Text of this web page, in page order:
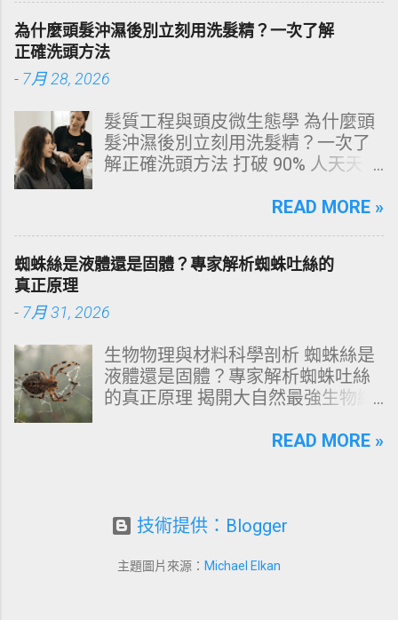
源性染色成因，並提供精準有效的
改善與美白對策。 📋 文章快速導覽
目錄 一、 牙齒顏色的生物學本質：
琺瑯質與象牙質 二、 牙齒變黃的10
源性變色的自我檢視 四、 5大專業
牙醫美白療程評估與比較 五、 避坑
指南：破除3大網路美白偏方迷思
理策略 一、 牙齒顏色的生物學本
何泛黃，首先必須釐清牙齒的硬組
織構造。牙齒最外層是由高度鈣化
（Enamel，又稱牙釉質） ，而包裹
質（Dentin，又稱牙本質） 。 💡 生
理學核心觀念 健康自然的牙齒本來
就不是純白色。琺瑯質越半透明，
出來。當琺瑯質因磨損變薄、或是
全雪白的牙齒多半經過人工美白處
黃、褐色甚至灰斑時，往往代表著
為什麼頭髮沖濕後別立刻用洗髮精？一次了解
正確洗頭方法
- 7月 28, 2026
髮質工程與頭皮微生態學 為什麼頭
髮沖濕後別立刻用洗髮精？一次了
解正確洗頭方法 打破 90% 人天天在
構化思維，拆解頭皮清潔的物理與
康髮質。 💡 理性思維考題：你是否
天天洗頭，頭皮卻依然半天就出
數人的頭皮問題，並不是洗髮精買
了」。當你蓮蓬頭剛淋濕頭髮，下
一秒就把濃縮洗髮精直接抹在頭皮
上時，你已經親手觸發了一連串破
過嚴密的邏輯分析，為你解構正確
二、 關鍵核心：「預洗（Pre-
輯 三、 高效演算法：NT策略家的
READ MORE »
蜘蛛絲是液體還是固體？專家解析蜘蛛吐絲的
真正原理
- 7月 31, 2026
生物物理與材料科學剖析 蜘蛛絲是
液體還是固體？專家解析蜘蛛吐絲
的真正原理 揭開大自然最強生物纖
態蛋白質，到拉伸瞬間轉化為超抗
質（濃相液晶流體） ，吐出體外時
切應力誘導結晶： 吐絲過程並非簡
READ MORE »
技術提供：Blogger
主題圖片來源： Michael Elkan